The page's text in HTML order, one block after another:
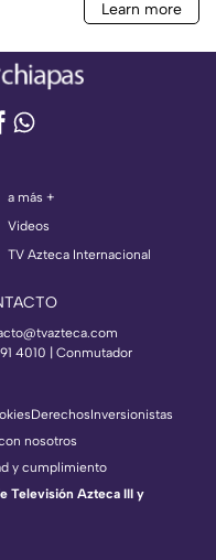
a más +
Videos
TV Azteca Internacional
4010 | Conmutador
DerechosInversionistas
nosotros
y cumplimiento
Televisión Azteca III y